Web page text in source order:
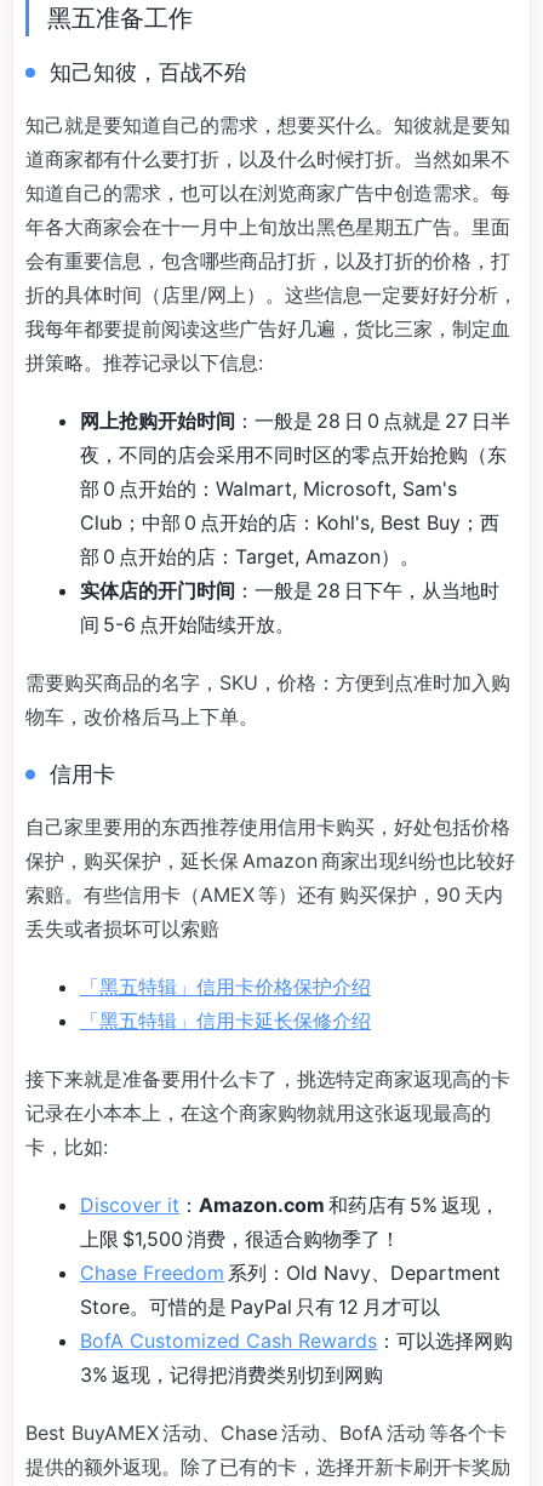
黑五准备工作
知己知彼，百战不殆
知己就是要知道自己的需求，想要买什么。知彼就是要知
道商家都有什么要打折，以及什么时候打折。当然如果不
知道自己的需求，也可以在浏览商家广告中创造需求。每
年各大商家会在十一月中上旬放出黑色星期五广告。里面
会有重要信息，包含哪些商品打折，以及打折的价格，打
折的具体时间（店里/网上）。这些信息一定要好好分析，
我每年都要提前阅读这些广告好几遍，货比三家，制定血
拼策略。推荐记录以下信息:
网上抢购开始时间 ：一般是 28 日 0 点就是 27 日半
夜，不同的店会采用不同时区的零点开始抢购（东
部 0 点开始的：Walmart, Microsoft, Sam's
Club；中部 0 点开始的店：Kohl's, Best Buy；西
部 0 点开始的店：Target, Amazon）。
实体店的开门时间 ：一般是 28 日下午，从当地时
间 5-6 点开始陆续开放。
需要购买商品的名字，SKU，价格：方便到点准时加入购
物车，改价格后马上下单。
信用卡
自己家里要用的东西推荐使用信用卡购买，好处包括价格
保护，购买保护，延长保 Amazon 商家出现纠纷也比较好
索赔。有些信用卡（AMEX 等）还有 购买保护，90 天内
丢失或者损坏可以索赔
「黑五特辑」信用卡价格保护介绍
「黑五特辑」信用卡延长保修介绍
接下来就是准备要用什么卡了，挑选特定商家返现高的卡
记录在小本本上，在这个商家购物就用这张返现最高的
卡，比如:
Discover it ： Amazon.com 和药店有 5% 返现，
上限 $1,500 消费，很适合购物季了！
Chase Freedom 系列：Old Navy、Department
Store。可惜的是 PayPal 只有 12 月才可以
BofA Customized Cash Rewards ：可以选择网购
3% 返现，记得把消费类别切到网购
Best BuyAMEX 活动、Chase 活动、BofA 活动 等各个卡
提供的额外返现。除了已有的卡，选择开新卡刷开卡奖励